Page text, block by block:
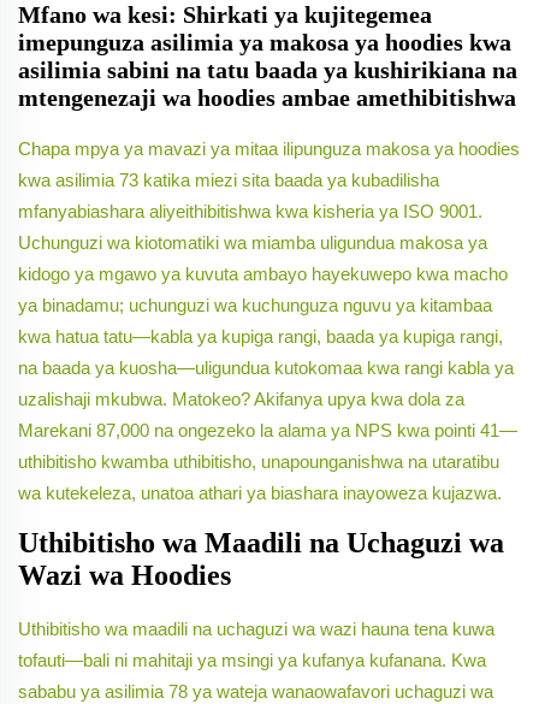
Mfano wa kesi: Shirkati ya kujitegemea
imepunguza asilimia ya makosa ya hoodies kwa
asilimia sabini na tatu baada ya kushirikiana na
mtengenezaji wa hoodies ambae amethibitishwa
Chapa mpya ya mavazi ya mitaa ilipunguza makosa ya hoodies
kwa asilimia 73 katika miezi sita baada ya kubadilisha
mfanyabiashara aliyeithibitishwa kwa kisheria ya ISO 9001.
Uchunguzi wa kiotomatiki wa miamba uligundua makosa ya
kidogo ya mgawo ya kuvuta ambayo hayekuwepo kwa macho
ya binadamu; uchunguzi wa kuchunguza nguvu ya kitambaa
kwa hatua tatu—kabla ya kupiga rangi, baada ya kupiga rangi,
na baada ya kuosha—uligundua kutokomaa kwa rangi kabla ya
uzalishaji mkubwa. Matokeo? Akifanya upya kwa dola za
Marekani 87,000 na ongezeko la alama ya NPS kwa pointi 41—
uthibitisho kwamba uthibitisho, unapounganishwa na utaratibu
wa kutekeleza, unatoa athari ya biashara inayoweza kujazwa.
Uthibitisho wa Maadili na Uchaguzi wa
Wazi wa Hoodies
Uthibitisho wa maadili na uchaguzi wa wazi hauna tena kuwa
tofauti—bali ni mahitaji ya msingi ya kufanya kufanana. Kwa
sababu ya asilimia 78 ya wateja wanaowafavori uchaguzi wa